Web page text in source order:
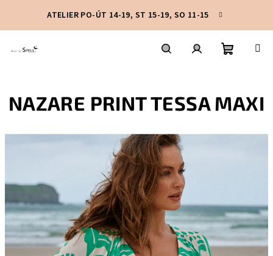
obsah
ATELIER PO-ÚT 14-19, ST 15-19, SO 11-15
košík
NAZARE PRINT TESSA MAXI